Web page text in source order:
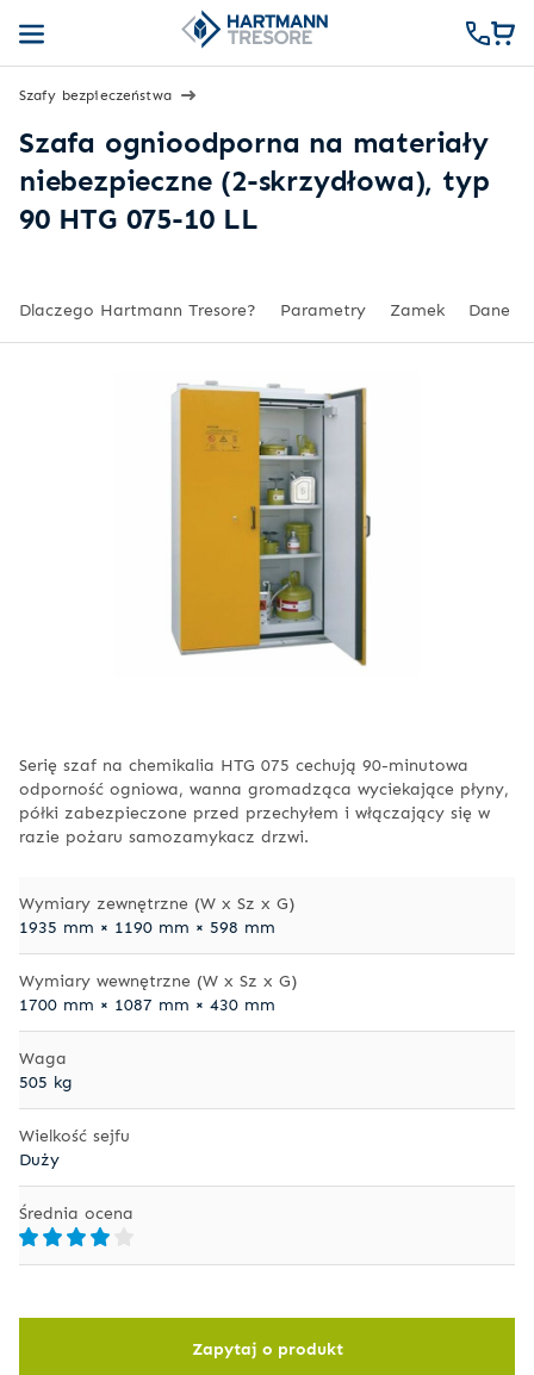
Szafy bezpieczeństwa
Szafa ognioodporna na materiały
niebezpieczne (2-skrzydłowa), typ
90 HTG 075-10 LL
Serię szaf na chemikalia HTG 075 cechują 90-minutowa
odporność ogniowa, wanna gromadząca wyciekające płyny,
półki zabezpieczone przed przechyłem i włączający się w
razie pożaru samozamykacz drzwi.
Wymiary zewnętrzne (W x Sz x G)
1935 mm × 1190 mm × 598 mm
Wymiary wewnętrzne (W x Sz x G)
1700 mm × 1087 mm × 430 mm
Waga
505 kg
Wielkość sejfu
Duży
Średnia ocena
Zapytaj o produkt
Dlaczego Hartmann Tresore? Parametry Zamek Dane